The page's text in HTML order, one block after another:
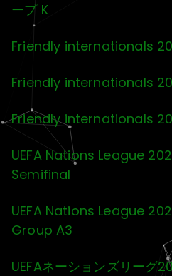
ープ K
Friendly internationals
Friendly internationals
Friendly internationals
UEFA Nations League
Semifinal
UEFA Nations League
Group A3
UEFAネーションズリーグ